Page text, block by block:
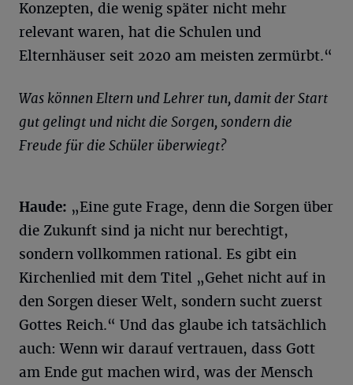
Konzepten, die wenig später nicht mehr
relevant waren, hat die Schulen und
Elternhäuser seit 2020 am meisten zermürbt.“
Was können Eltern und Lehrer tun, damit der Start
gut gelingt und nicht die Sorgen, sondern die
Freude für die Schüler überwiegt?
Haude: „Eine gute Frage, denn die Sorgen über
die Zukunft sind ja nicht nur berechtigt,
sondern vollkommen rational. Es gibt ein
Kirchenlied mit dem Titel „Gehet nicht auf in
den Sorgen dieser Welt, sondern sucht zuerst
Gottes Reich.“ Und das glaube ich tatsächlich
auch: Wenn wir darauf vertrauen, dass Gott
am Ende gut machen wird, was der Mensch